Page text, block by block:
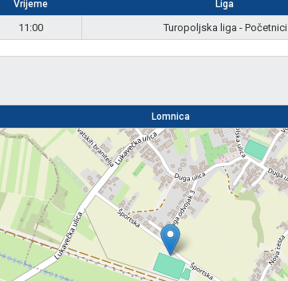
Vrijeme Liga
11:00 Turopoljska liga - Početnici
Lomnica